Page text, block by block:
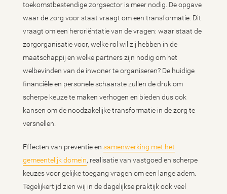
toekomstbestendige zorgsector is meer nodig. De opgave
waar de zorg voor staat vraagt om een transformatie. Dit
vraagt om een heroriëntatie van de vragen: waar staat de
zorgorganisatie voor, welke rol wil zij hebben in de
maatschappij en welke partners zijn nodig om het
welbevinden van de inwoner te organiseren? De huidige
financiële en personele schaarste zullen de druk om
scherpe keuze te maken verhogen en bieden dus ook
kansen om de noodzakelijke transformatie in de zorg te
versnellen.
Effecten van preventie en samenwerking met het
gemeentelijk domein, realisatie van vastgoed en scherpe
keuzes voor gelijke toegang vragen om een lange adem.
Tegelijkertijd zien wij in de dagelijkse praktijk ook veel